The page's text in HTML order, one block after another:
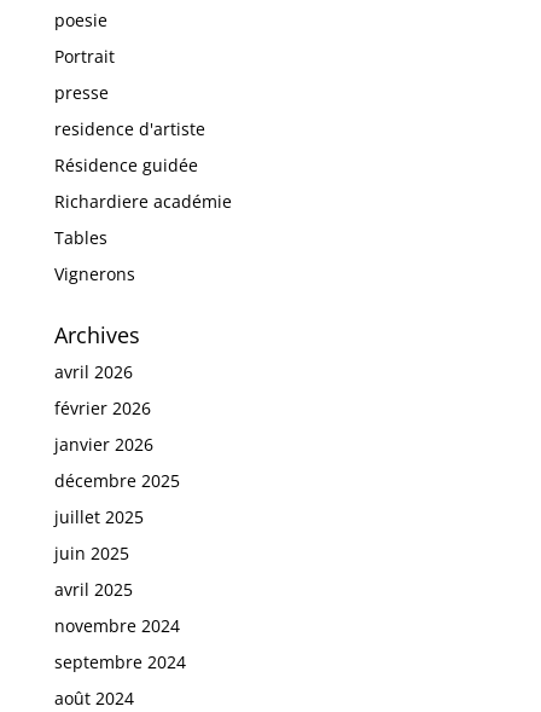
poesie
Portrait
presse
residence d'artiste
Résidence guidée
Richardiere académie
Tables
Vignerons
Archives
avril 2026
février 2026
janvier 2026
décembre 2025
juillet 2025
juin 2025
avril 2025
novembre 2024
septembre 2024
août 2024